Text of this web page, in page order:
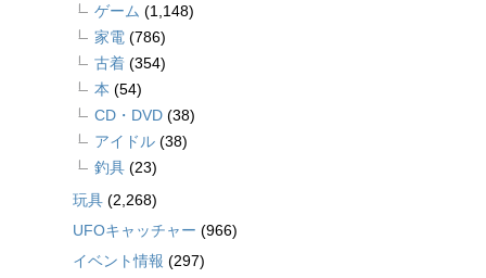
ゲーム (1,148)
家電 (786)
古着 (354)
本 (54)
CD・DVD (38)
アイドル (38)
釣具 (23)
玩具 (2,268)
UFOキャッチャー (966)
イベント情報 (297)